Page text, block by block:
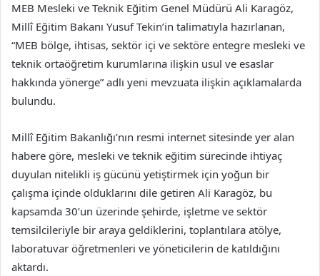
MEB Mesleki ve Teknik Eğitim Genel Müdürü Ali Karagöz,
Millî Eğitim Bakanı Yusuf Tekin’in talimatıyla hazırlanan,
“MEB bölge, ihtisas, sektör içi ve sektöre entegre mesleki ve
teknik ortaöğretim kurumlarına ilişkin usul ve esaslar
hakkında yönerge” adlı yeni mevzuata ilişkin açıklamalarda
bulundu.
Millî Eğitim Bakanlığı’nın resmi internet sitesinde yer alan
habere göre, mesleki ve teknik eğitim sürecinde ihtiyaç
duyulan nitelikli iş gücünü yetiştirmek için yoğun bir
çalışma içinde olduklarını dile getiren Ali Karagöz, bu
kapsamda 30’un üzerinde şehirde, işletme ve sektör
temsilcileriyle bir araya geldiklerini, toplantılara atölye,
laboratuvar öğretmenleri ve yöneticilerin de katıldığını
aktardı.